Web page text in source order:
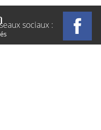
sociaux :